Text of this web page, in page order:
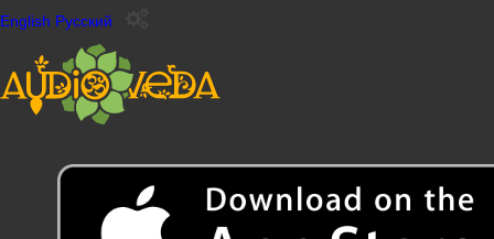
English Русский